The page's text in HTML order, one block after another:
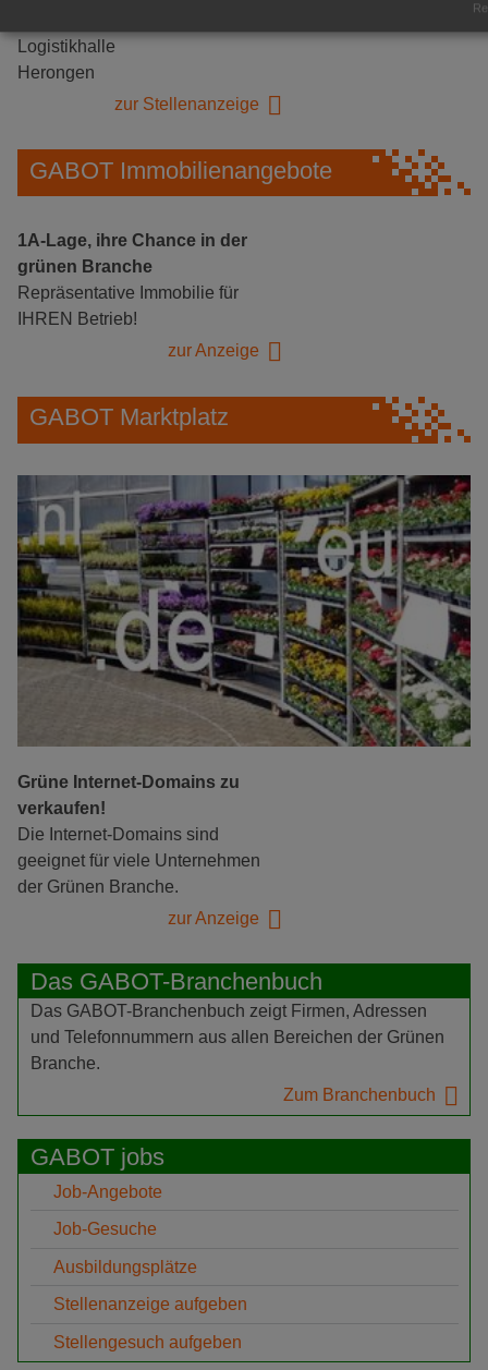
Logistikhalle
Herongen
zur Stellenanzeige
GABOT Immobilienangebote
1A-Lage, ihre Chance in der
grünen Branche
Repräsentative Immobilie für
IHREN Betrieb!
zur Anzeige
GABOT Marktplatz
Grüne Internet-Domains zu
verkaufen!
Die Internet-Domains sind
geeignet für viele Unternehmen
der Grünen Branche.
zur Anzeige
Das GABOT-Branchenbuch
Das GABOT-Branchenbuch zeigt Firmen, Adressen
und Telefonnummern aus allen Bereichen der Grünen
Branche.
Zum Branchenbuch
GABOT jobs
Job-Angebote
Job-Gesuche
Ausbildungsplätze
Stellenanzeige aufgeben
Stellengesuch aufgeben